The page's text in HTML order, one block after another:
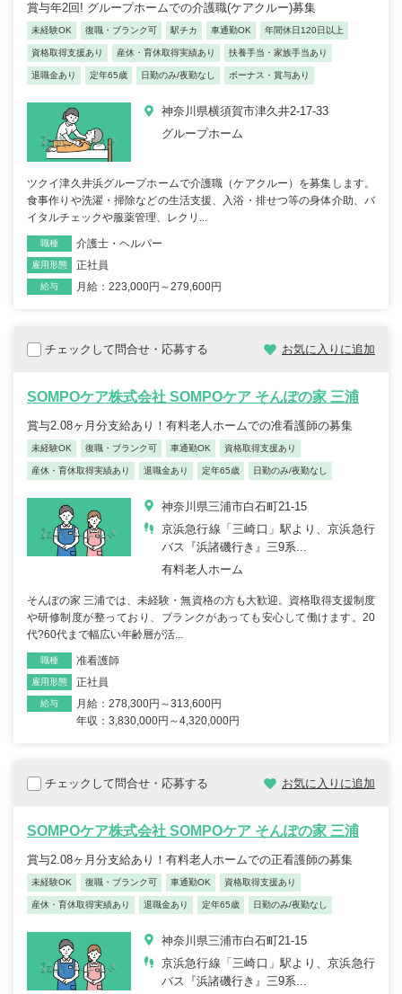
賞与年2回! グループホームでの介護職(ケアクルー)募集
未経験OK 復職・ブランク可 駅チカ 車通勤OK 年間休日120日以上
資格取得支援あり 産休・育休取得実績あり 扶養手当・家族手当あり
退職金あり 定年65歳 日勤のみ/夜勤なし ボーナス・賞与あり
神奈川県横須賀市津久井2-17-33
グループホーム
ツクイ津久井浜グループホームで介護職（ケアクルー）を募集します。
食事作りや洗濯・掃除などの生活支援、入浴・排せつ等の身体介助、バ
イタルチェックや服薬管理、レクリ...
職種 介護士・ヘルパー
雇用形態 正社員
給与 月給：223,000円～279,600円
チェックして問合せ・応募する お気に入りに追加
SOMPOケア株式会社 SOMPOケア そんぽの家 三浦
賞与2.08ヶ月分支給あり！有料老人ホームでの准看護師の募集
未経験OK 復職・ブランク可 車通勤OK 資格取得支援あり
産休・育休取得実績あり 退職金あり 定年65歳 日勤のみ/夜勤なし
神奈川県三浦市白石町21-15
京浜急行線「三崎口」駅より、京浜急行
バス『浜諸磯行き』三9系...
有料老人ホーム
そんぽの家 三浦では、未経験・無資格の方も大歓迎。資格取得支援制度
や研修制度が整っており、ブランクがあっても安心して働けます。20
代?60代まで幅広い年齢層が活...
職種 准看護師
雇用形態 正社員
給与
月給：278,300円～313,600円
年収：3,830,000円～4,320,000円
チェックして問合せ・応募する お気に入りに追加
SOMPOケア株式会社 SOMPOケア そんぽの家 三浦
賞与2.08ヶ月分支給あり！有料老人ホームでの正看護師の募集
未経験OK 復職・ブランク可 車通勤OK 資格取得支援あり
産休・育休取得実績あり 退職金あり 定年65歳 日勤のみ/夜勤なし
神奈川県三浦市白石町21-15
京浜急行線「三崎口」駅より、京浜急行
バス『浜諸磯行き』三9系...